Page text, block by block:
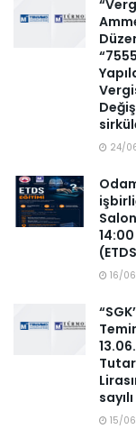
24/
16/
15/